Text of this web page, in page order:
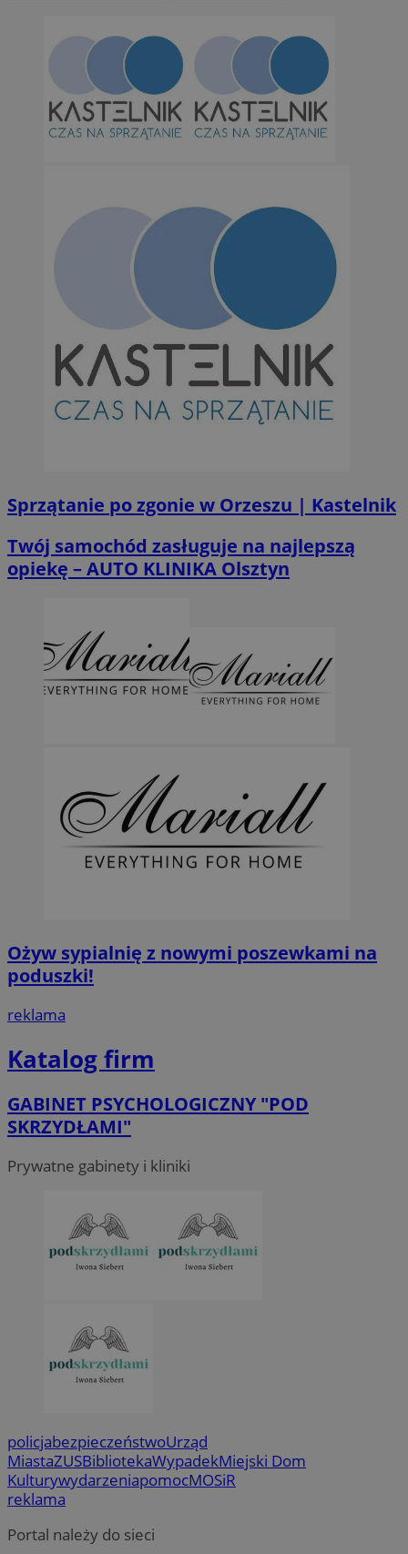
Sprzątanie po zgonie w Orzeszu | Kastelnik
Twój samochód zasługuje na najlepszą
opiekę – AUTO KLINIKA Olsztyn
Ożyw sypialnię z nowymi poszewkami na
poduszki!
reklama
Katalog firm
GABINET PSYCHOLOGICZNY "POD
SKRZYDŁAMI"
Prywatne gabinety i kliniki
policjabezpieczeństwoUrząd
MiastaZUSBibliotekaWypadekMiejski Dom
KulturywydarzeniapomocMOSiR
reklama
Portal należy do sieci